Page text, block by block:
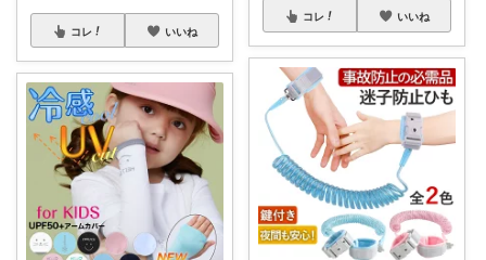
コレ いいね
コレ いいね